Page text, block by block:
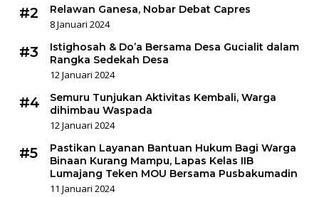
#2
Relawan Ganesa, Nobar Debat Capres
8 Januari 2024
#3
Istighosah & Do’a Bersama Desa Gucialit dalam
Rangka Sedekah Desa
12 Januari 2024
#4
Semuru Tunjukan Aktivitas Kembali, Warga
dihimbau Waspada
12 Januari 2024
#5
Pastikan Layanan Bantuan Hukum Bagi Warga
Binaan Kurang Mampu, Lapas Kelas IIB
Lumajang Teken MOU Bersama Pusbakumadin
11 Januari 2024